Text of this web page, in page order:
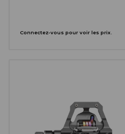
Connectez-vous pour voir les prix.